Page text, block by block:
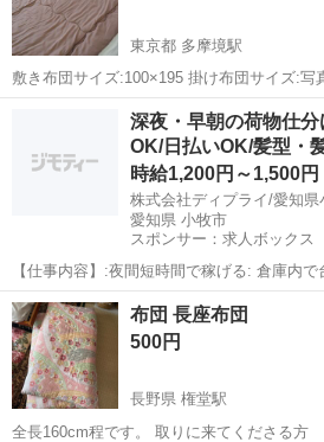
東京都 多摩境駅
敷き布団サイズ:100×195 掛け布団サイズ:写真参照 やり取り
短縮する為、 コメントや質問をできるだけ
八王子市 多摩境駅 寝具
深夜・早朝の荷物仕
OK/日払いOK/髪型・
時給1,200円～1,500円
株式会社ディプライ/愛知県
愛知県 小牧市
スポンサー：求人ボックス
【仕事内容】:夜間短時間で稼げる: 倉庫内
なく安心して働けます! <こんな方におすす
い方 ⏩モクモク作業が好きな方 ⏩副業と両
> 深夜時給1500円で稼...
アルバイト・パート
布団 長座布団
500円
長野県 権堂駅
全長160cm程です。 取りに来てくださる方